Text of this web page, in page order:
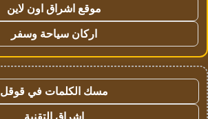
موقع اشراق اون لاين
اركان سياحة وسفر
مسك الكلمات في قوقل
اشراق التقنية